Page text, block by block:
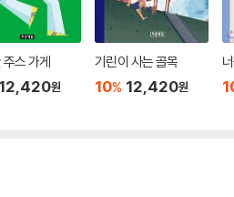
스 가게
12,420원
기린이 사는 골목
10% 12,420원